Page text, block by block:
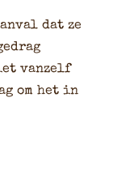
dat ze
vanzelf
om het in